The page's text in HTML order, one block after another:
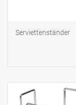
Serviettenständer